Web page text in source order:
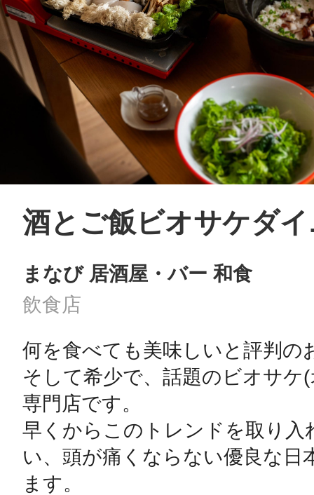
酒とご飯ビオサケダ
まなび 居酒屋・バー 和食
飲食店
何を食べても美味しいと評判の
そして希少で、話題のビオサケ
専門店です。
早くからこのトレンドを取り入
い、頭が痛くならない優良な日
ます。